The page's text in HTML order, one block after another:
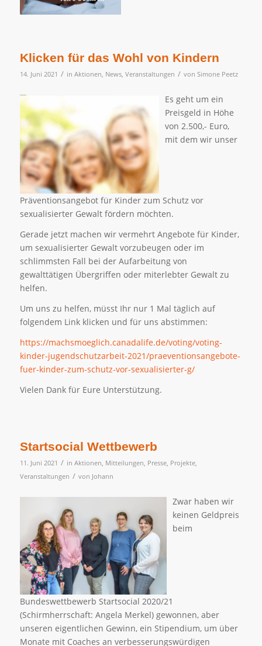
Klicken für das Wohl von Kindern
14. Juni 2021 / in Aktionen, News, Veranstaltungen / von Simone Peetz
Es geht um ein
Preisgeld in Höhe
von 2.500,- Euro,
mit dem wir unser
Präventionsangebot für Kinder zum Schutz vor
sexualisierter Gewalt fördern möchten.
Gerade jetzt machen wir vermehrt Angebote für Kinder,
um sexualisierter Gewalt vorzubeugen oder im
schlimmsten Fall bei der Aufarbeitung von
gewalttätigen Übergriffen oder miterlebter Gewalt zu
helfen.
Um uns zu helfen, müsst Ihr nur 1 Mal täglich auf
folgendem Link klicken und für uns abstimmen:
https://machsmoeglich.canadalife.de/voting/voting-
kinder-jugendschutzarbeit-2021/praeventionsangebote-
fuer-kinder-zum-schutz-vor-sexualisierter-g/
Vielen Dank für Eure Unterstützung.
Startsocial Wettbewerb
11. Juni 2021 / in Aktionen Mitteilungen Presse, Projekte,
Veranstaltungen / von Johann
Zwar haben wir
keinen Geldpreis
beim
Bundeswettbewerb Startsocial 2020/21
(Schirmherrschaft: Angela Merkel) gewonnen, aber
unseren eigentlichen Gewinn, ein Stipendium, um über
Monate mit Coaches an verbesserungswürdigen